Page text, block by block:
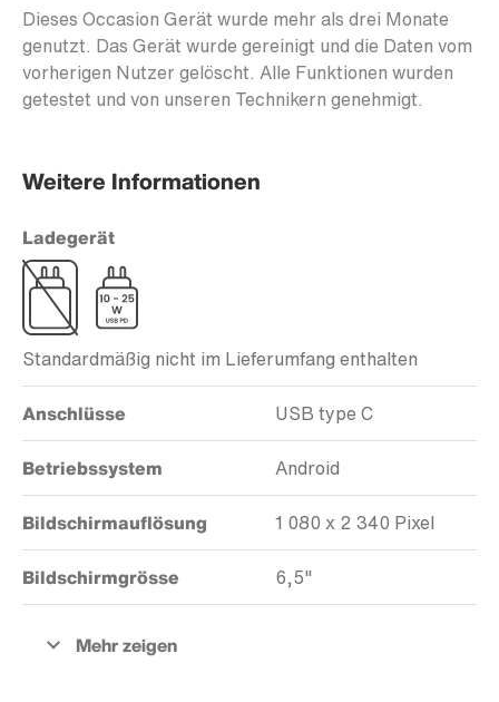
Dieses Occasion Gerät wurde mehr als drei Monate
genutzt. Das Gerät wurde gereinigt und die Daten vom
vorherigen Nutzer gelöscht. Alle Funktionen wurden
getestet und von unseren Technikern genehmigt.
Weitere Informationen
Ladegerät
Standardmäßig nicht im Lieferumfang enthalten
Anschlüsse USB type C
Betriebssystem Android
Bildschirmauflösung 1 080 x 2 340 Pixel
Bildschirmgrösse 6,5"